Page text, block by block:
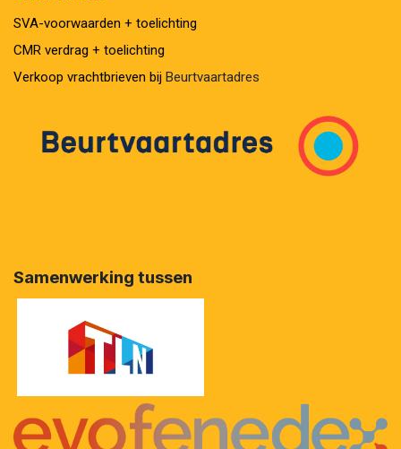
SVA-voorwaarden + toelichting
CMR verdrag + toelichting
Verkoop vrachtbrieven bij Beurtvaartadres
Samenwerking tussen